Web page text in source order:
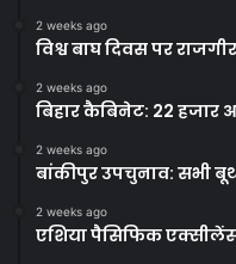
2 weeks ago
विश्व बाघ दिवस पर
2 weeks ago
बिहार कैबिनेट: 22 हजार
2 weeks ago
बांकीपुर उपचुनाव: सभी
2 weeks ago
एशिया पैसिफिक एक्सीलेंस